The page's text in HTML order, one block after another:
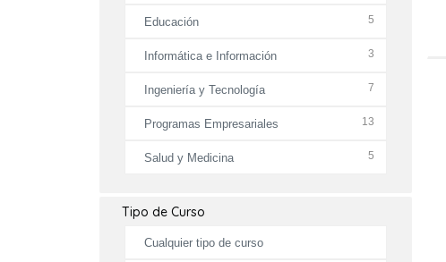
Educación 5
Informática e Información 3
Ingeniería y Tecnología 7
Programas Empresariales 13
Salud y Medicina 5
Tipo de Curso
Cualquier tipo de curso